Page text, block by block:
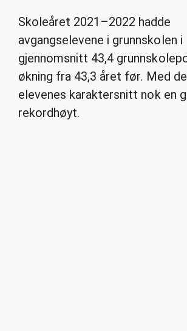
Skoleåret 2021–2022 hadde
avgangselevene i grunnskolen i
gjennomsnitt 43,4
økning fra 43,3 året før. Med
elevenes karaktersnitt nok en
rekordhøyt.